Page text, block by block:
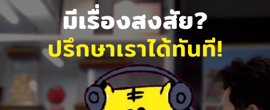
มีเรื่องสงสัย?
ปรึกษาเราได้ทันที!